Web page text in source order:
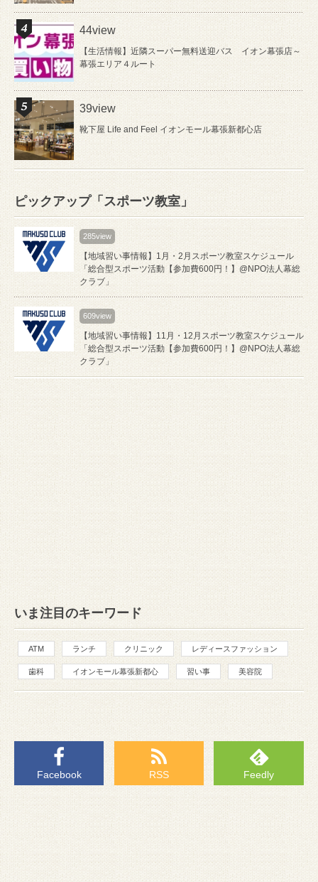
44view
【生活情報】近隣スーパー無料送迎バス イオン幕張店～
幕張エリア４ルート
39view
靴下屋 Life and Feel イオンモール幕張新都心店
ピックアップ「スポーツ教室」
285view
【地域習い事情報】1月・2月スポーツ教室スケジュール
「総合型スポーツ活動【参加費600円！】@NPO法人幕総
クラブ」
609view
【地域習い事情報】11月・12月スポーツ教室スケジュール
「総合型スポーツ活動【参加費600円！】@NPO法人幕総
クラブ」
いま注目のキーワード
ATM ランチ クリニック レディースファッション
歯科 イオンモール幕張新都心 習い事 美容院
Facebook RSS Feedly